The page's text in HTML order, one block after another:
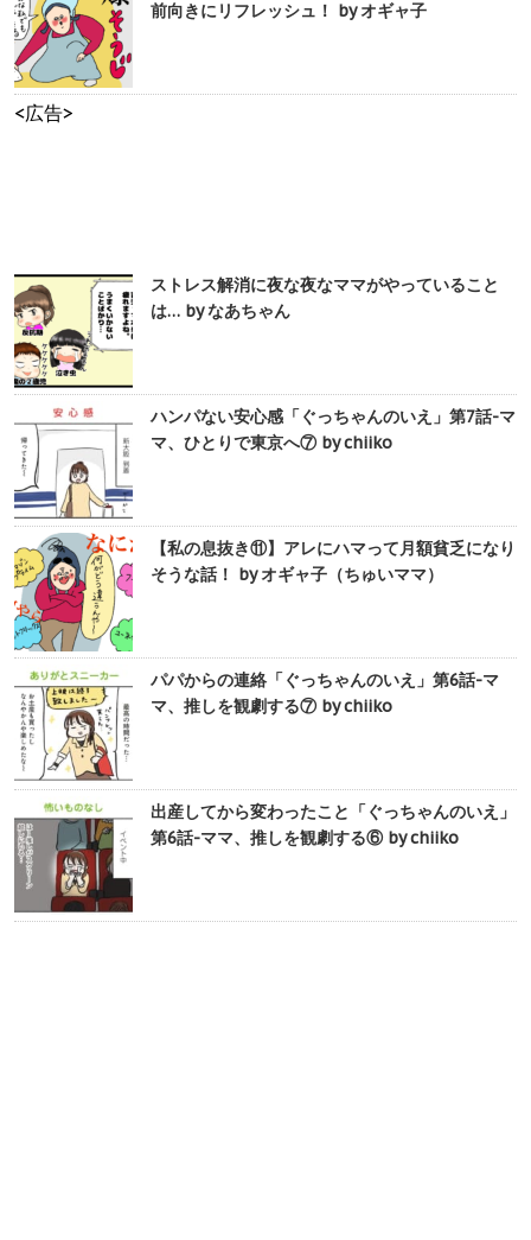
前向きにリフレッシュ！ by オギャ子
<広告>
ストレス解消に夜な夜なママがやっていること
は… by なあちゃん
ハンパない安心感「ぐっちゃんのいえ」第7話-マ
マ、ひとりで東京へ⑦ by chiiko
【私の息抜き⑪】アレにハマって月額貧乏になり
そうな話！ by オギャ子（ちゅいママ）
パパからの連絡「ぐっちゃんのいえ」第6話-マ
マ、推しを観劇する⑦ by chiiko
出産してから変わったこと「ぐっちゃんのいえ」
第6話-ママ、推しを観劇する⑥ by chiiko